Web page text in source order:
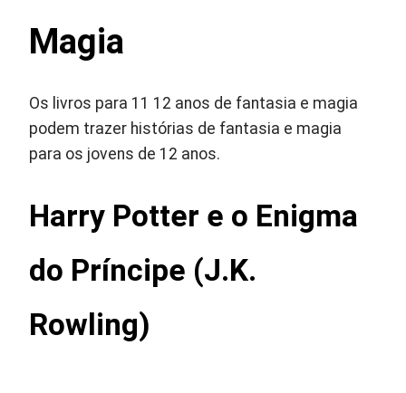
Magia
Os livros para 11 12 anos de fantasia e magia
podem trazer histórias de fantasia e magia
para os jovens de 12 anos.
Harry Potter e o Enigma
do Príncipe (J.K.
Rowling)